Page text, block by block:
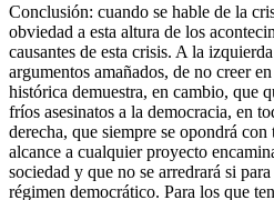
Conclusión: cuando se hable de la
obviedad a esta altura de los
causantes de esta crisis. A la
argumentos amañados, de no creer
histórica demuestra, en cambio, que
fríos asesinatos a la democracia, en
derecha, que siempre se opondrá con
alcance a cualquier proyecto
sociedad y que no se arredrará si
régimen democrático. Para los que